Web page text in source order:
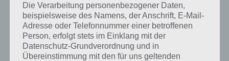
Die Verarbeitung personenbezogener Daten,
beispielsweise des Namens, der Anschrift, E-Mail-
Adresse oder Telefonnummer einer betroffenen
Person, erfolgt stets im Einklang mit der
Datenschutz-Grundverordnung und in
Übereinstimmung mit den für uns geltenden